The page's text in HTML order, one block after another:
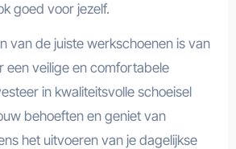
goed voor jezelf.
van de juiste werkschoenen is van
een veilige en comfortabele
in kwaliteitsvolle schoeisel
behoeften en geniet van
het uitvoeren van je dagelijkse